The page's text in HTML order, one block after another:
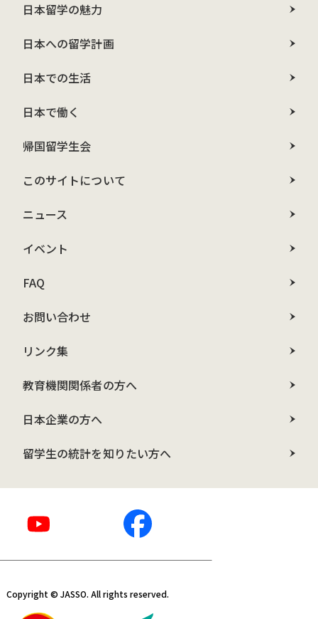
日本留学の魅力
日本への留学計画
日本での生活
日本で働く
帰国留学生会
このサイトについて
ニュース
イベント
FAQ
お問い合わせ
リンク集
教育機関関係者の方へ
日本企業の方へ
留学生の統計を知りたい方へ
Copyright © JASSO. All rights reserved.